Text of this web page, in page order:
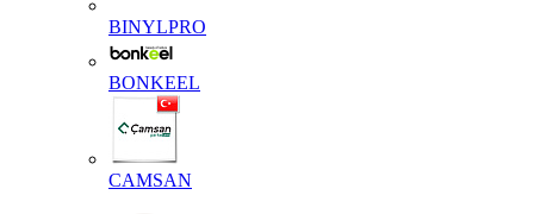
BINYLPRO
BONKEEL
CAMSAN